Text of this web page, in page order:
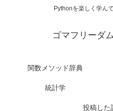
Pythonを楽しく学ん
ゴマフリーダ
関数メソッド辞典
統計学
投稿した